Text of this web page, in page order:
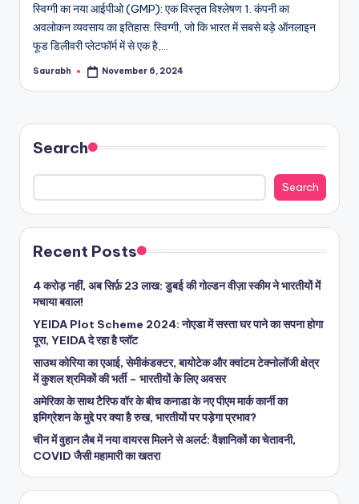
स्विग्गी का नया आईपीओ (GMP): एक विस्तृत विश्लेषण 1. कंपनी का
अवलोकन व्यवसाय का इतिहास: स्विग्गी, जो कि भारत में सबसे बड़े ऑनलाइन
फूड डिलीवरी प्लेटफॉर्म में से एक है,…
Posted
Saurabh November 6, 2024
Search
Search
Recent Posts
4 करोड़ नहीं, अब सिर्फ़ 23 लाख: डुबई की गोल्डन वीज़ा स्कीम ने भारतीयों में
मचाया बवाल!
YEIDA Plot Scheme 2024: नोएडा में सस्ता घर पाने का सपना होगा
पूरा, YEIDA दे रहा है प्लॉट
साउथ कोरिया का एआई, सेमीकंडक्टर, बायोटेक और क्वांटम टेक्नोलॉजी क्षेत्र
में कुशल श्रमिकों की भर्ती – भारतीयों के लिए अवसर
अमेरिका के साथ टैरिफ वॉर के बीच कनाडा के नए पीएम मार्क कार्नी का
इमिग्रेशन के मुद्दे पर क्या है रुख, भारतीयों पर पड़ेगा प्रभाव?
चीन में वुहान लैब में नया वायरस मिलने से अलर्ट: वैज्ञानिकों का चेतावनी,
COVID जैसी महामारी का खतरा